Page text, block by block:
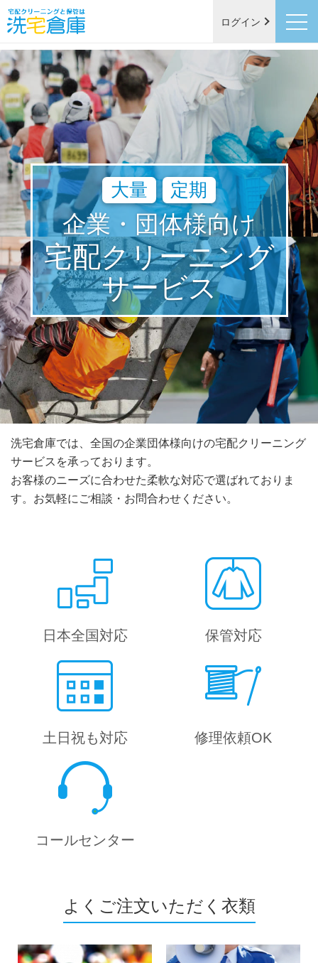
ログイン
大量 定期
企業・団体様向け
宅配クリーニング
サービス
洗宅倉庫では、全国の企業団体様向けの宅配クリーニング
サービスを承っております。
お客様のニーズに合わせた柔軟な対応で選ばれておりま
す。お気軽にご相談・お問合わせください。
日本全国対応 保管対応
土日祝も対応 修理依頼OK
コールセンター
よくご注文いただく衣類